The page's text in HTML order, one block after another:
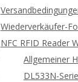
Wiederverkäufer-
NFC RFID Reader
Allgemeiner
DL533N-